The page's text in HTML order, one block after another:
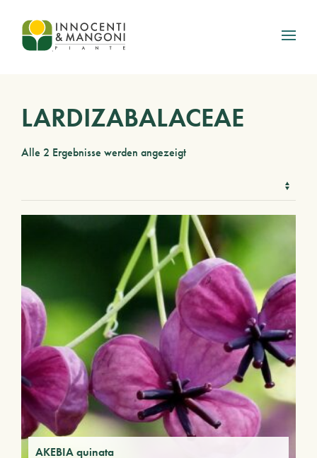
Skip to main content
LARDIZABALACEAE
Alle 2 Ergebnisse werden angezeigt
AKEBIA quinata